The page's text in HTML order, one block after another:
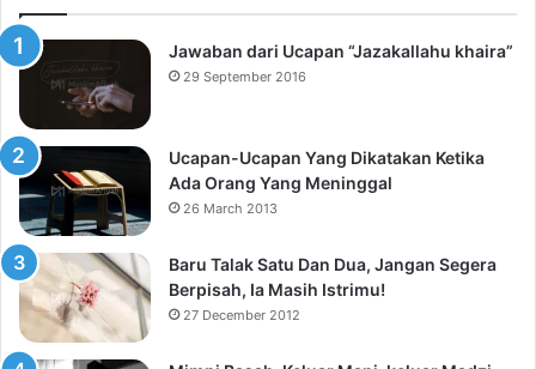
Jawaban dari Ucapan “Jazakallahu khaira”
29 September 2016
Ucapan-Ucapan Yang Dikatakan Ketika
Ada Orang Yang Meninggal
26 March 2013
Baru Talak Satu Dan Dua, Jangan Segera
Berpisah, Ia Masih Istrimu!
27 December 2012